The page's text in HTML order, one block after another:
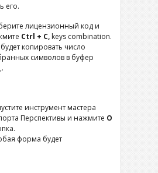
его.
лицензионный код и
Ctrl + C, keys combination.
копировать число
символов в буфер
инструмент мастера
Перспективы и нажмите О
форма будет